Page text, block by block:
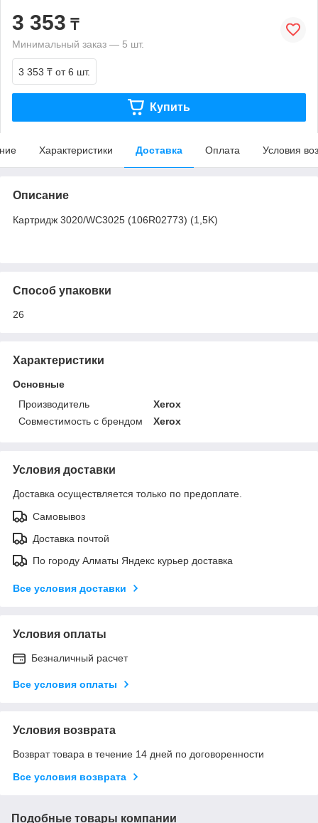
3 353 ₸
Минимальный заказ — 5 шт.
3 353 ₸ от 6 шт.
Купить
Характеристики Доставка Оплата Условия
Описание
Картридж 3020/WC3025 (106R02773) (1,5K)
Способ упаковки
26
Характеристики
Основные
Производитель
Xerox
Совместимость с брендом
Xerox
Условия доставки
Доставка осуществляется только по предоплате.
Самовывоз
Доставка почтой
По городу Алматы Яндекс курьер доставка
Все условия доставки
Условия оплаты
Безналичный расчет
Все условия оплаты
Условия возврата
Возврат товара в течение 14 дней по договоренности
Все условия возврата
Подобные товары компании